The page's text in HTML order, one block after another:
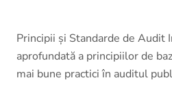
Principii și Standarde de Audit
aprofundată a principiilor de
mai bune practici în auditul